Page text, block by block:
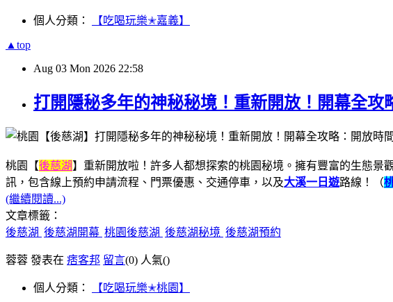
個人分類： 【吃喝玩樂✭嘉義】
▲top
Aug 03 Mon 2026 22:58
打開隱秘多年的神秘秘境！重新開放！開幕全攻
桃園【後慈湖】重新開放啦！許多人都想探索的桃園秘境。擁有豐富的生態
訊，包含線上預約申請流程、門票優惠、交通停車，以及大溪一日遊路線！（
(繼續閱讀...)
文章標籤：
後慈湖 後慈湖開幕 桃園後慈湖 後慈湖秘境 後慈湖預約
蓉蓉 發表在 痞客邦 留言(0) 人氣()
個人分類： 【吃喝玩樂✭桃園】